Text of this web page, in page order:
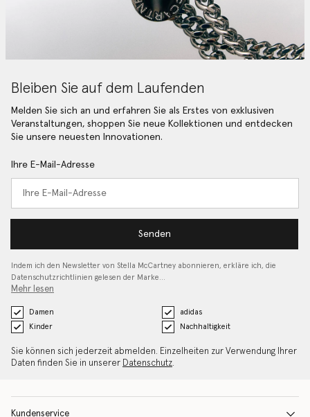
Bleiben Sie auf dem Laufenden
Melden Sie sich an und erfahren Sie als Erstes von exklusiven
Veranstaltungen, shoppen Sie neue Kollektionen und entdecken
Sie unsere neuesten Innovationen.
Ihre E-Mail-Adresse
Senden
Indem ich den Newsletter von Stella McCartney abonnieren, erkläre ich, die
Datenschutzrichtlinien gelesen der Marke…
Mehr lesen
Damen
adidas
Kinder
Nachhaltigkeit
Sie können sich jederzeit abmelden. Einzelheiten zur Verwendung Ihrer
Daten finden Sie in unserer Datenschutz.
Kundenservice